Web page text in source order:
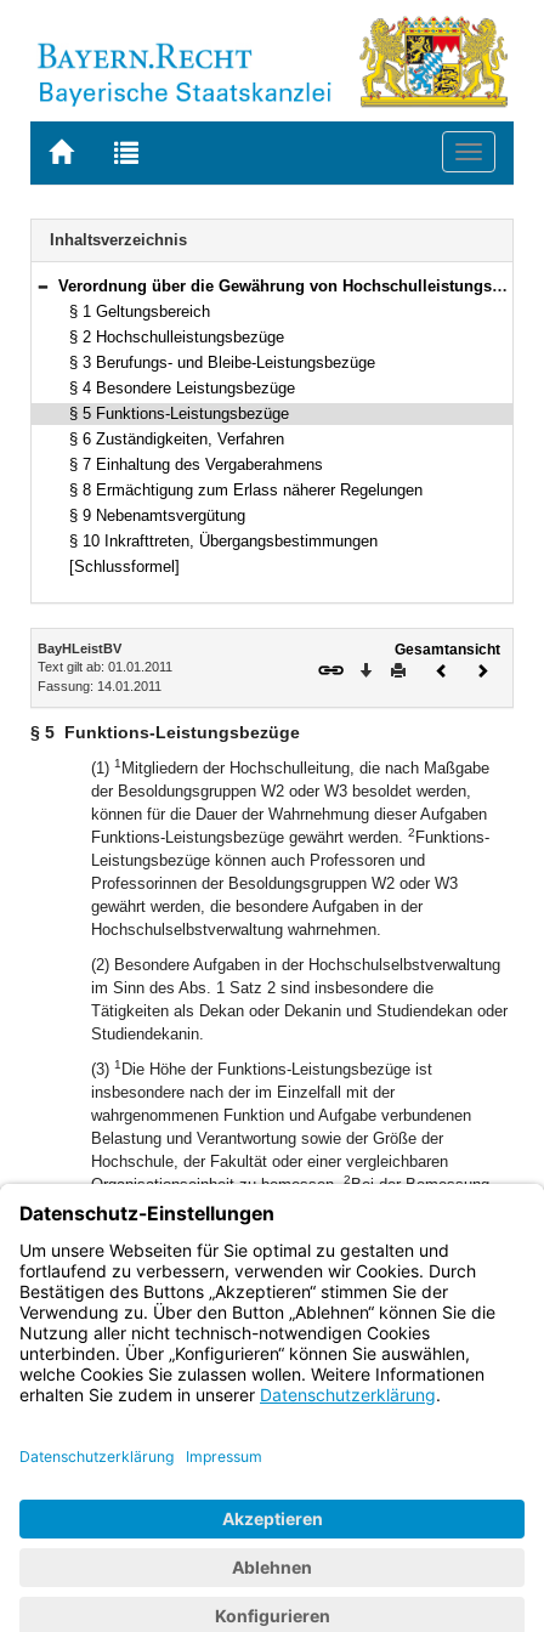
Zur
BAYERN.RECHT
Zur
letzten
Suche
Toggle
Navigation
Inhaltsverzeichnis
Bereich reduzieren
Verordnung über die Gewährung von Hochschulleistungsbezügen und einer Nebenamtsvergütung (Bayerische Hochschulleistungsbezügeverordnung – BayHLeistBV) Vom 14. Januar 2011 (GVBl. S. 50) BayRS 2032-3-4-1-WK (§§ 1–10)
§ 1 Geltungsbereich
§ 2 Hochschulleistungsbezüge
§ 3 Berufungs- und Bleibe-Leistungsbezüge
§ 4 Besondere Leistungsbezüge
§ 5 Funktions-Leistungsbezüge
§ 6 Zuständigkeiten, Verfahren
§ 7 Einhaltung des Vergaberahmens
§ 8 Ermächtigung zum Erlass näherer Regelungen
§ 9 Nebenamtsvergütung
§ 10 Inkrafttreten, Übergangsbestimmungen
[Schlussformel]
Inhalt
BayHLeistBV
Text gilt ab: 01.01.2011
Fassung: 14.01.2011
Gesamtansicht
Download
DruckenVorheriges
§ 5 Funktions-Leistungsbezüge
(1) 1 Mitgliedern der Hochschulleitung, die nach Maßgabe
der Besoldungsgruppen W2 oder W3 besoldet werden,
können für die Dauer der Wahrnehmung dieser Aufgaben
Funktions-Leistungsbezüge gewährt werden. 2 Funktions-
Leistungsbezüge können auch Professoren und
Professorinnen der Besoldungsgruppen W2 oder W3
gewährt werden, die besondere Aufgaben in der
Hochschulselbstverwaltung wahrnehmen.
(2) Besondere Aufgaben in der Hochschulselbstverwaltung
im Sinn des Abs. 1 Satz 2 sind insbesondere die
Tätigkeiten als Dekan oder Dekanin und Studiendekan oder
Studiendekanin.
(3) 1 Die Höhe der Funktions-Leistungsbezüge ist
insbesondere nach der im Einzelfall mit der
wahrgenommenen Funktion und Aufgabe verbundenen
Belastung und Verantwortung sowie der Größe der
Hochschule, der Fakultät oder einer vergleichbaren
Organisationseinheit zu bemessen.2Bei der Bemessung
von Funktions-Leistungsbezügen soll eine etwaige
Ermäßigung der Lehrverpflichtung berücksichtigt werden.
3Funktions-Leistungsbezüge können ganz oder teilweise
erfolgsabhängig gewährt werden.
Bayern.de
BayernPortal
Impressum